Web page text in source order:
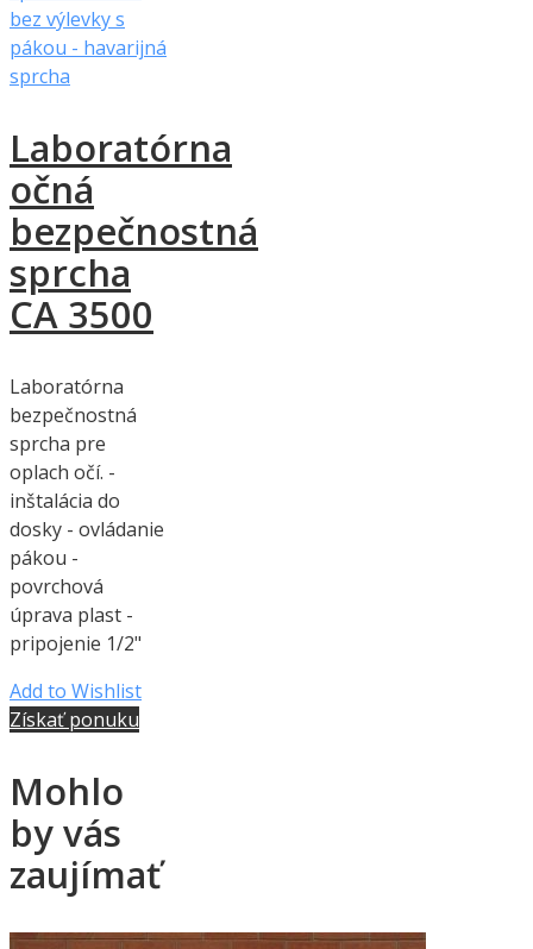
Laboratórna
očná
bezpečnostná
sprcha
CA 3500
Laboratórna
bezpečnostná
sprcha pre
oplach očí. -
inštalácia do
dosky - ovládanie
pákou -
povrchová
úprava plast -
pripojenie 1/2"
Add to Wishlist
Získať ponuku
Mohlo
by vás
zaujímať